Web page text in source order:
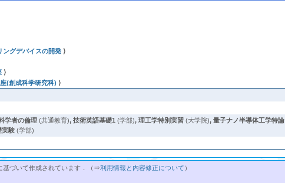
ングデバイスの開発 ⟩
⟩
(創成科学研究科) ⟩
学者の倫理 (共通教育),技術英語基礎1 (学部),理工学特別実習 (大学院),量子ナノ半導体工学特論
実験 (学部)
基づいて作成されています．（⇒利用情報と内容修正について ）